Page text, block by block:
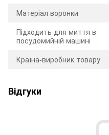
Матеріал воронки
Підходить для миття в
посудомийній машині
Країна-виробник товару
Відгуки